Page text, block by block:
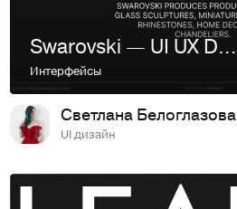
Swarovski — UI UX Design Concept
Интерфейсы
Светлана Белоглазова
UI дизайн